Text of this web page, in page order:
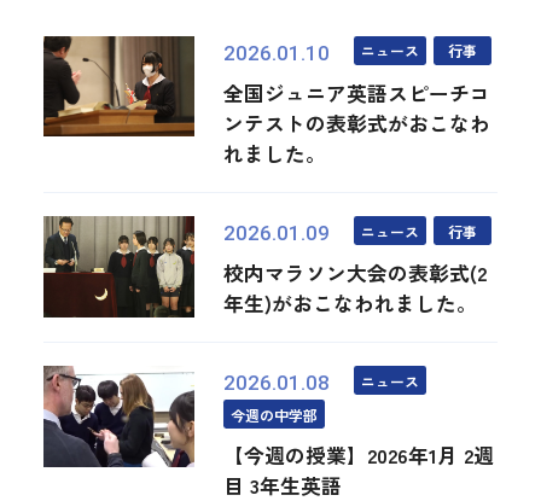
2026.01.10 ニュース 行事
全国ジュニア英語スピーチコ
ンテストの表彰式がおこなわ
れました。
2026.01.09 ニュース 行事
校内マラソン大会の表彰式(2
年生)がおこなわれました。
2026.01.08
ニュース
今週の中学部
【今週の授業】2026年1月 2週
目 3年生英語